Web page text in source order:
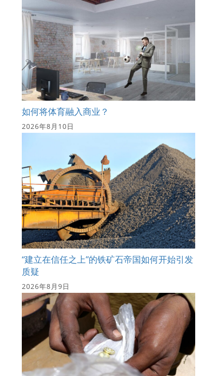
如何将体育融入商业？
2026年8月10日
“建立在信任之上”的铁矿石帝国如何开始引发
质疑
2026年8月9日